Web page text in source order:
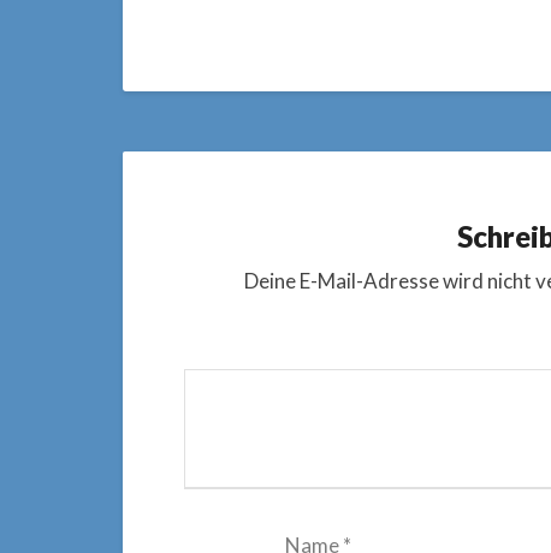
Deine E-Mail-Adresse wird nicht
Name*